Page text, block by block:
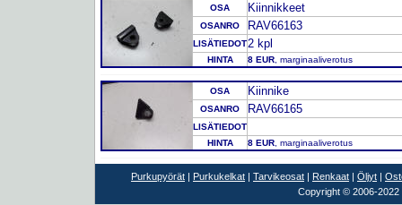
OSA Kiinnikkeet
OSANRO RAV66163
LISÄTIEDOT2 kpl
HINTA 8 EUR , marginaaliverotus
OSA Kiinnike
OSANRO RAV66165
LISÄTIEDOT
HINTA
8 EUR , marginaaliverotus
Purkupyörät | Purkukelkat | Tarvikeosat | Renkaat | Öljyt |
Copyright © 2006-2022